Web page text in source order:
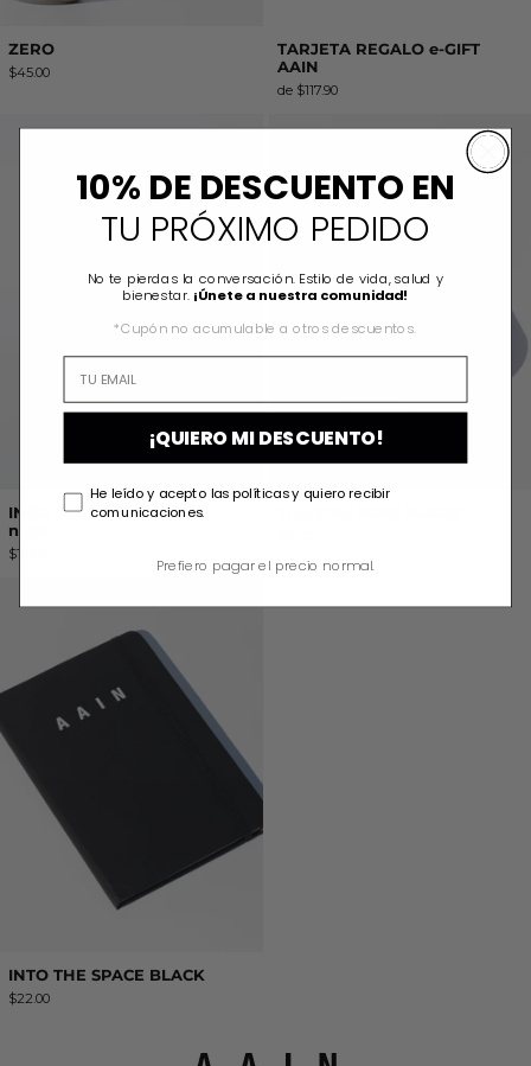
ZERO
$45.00
TARJETA REGALO e-GIFT
AAIN
de $117.90
INTO THE SPACE mini nude
INTO THE SPACE mini
nude
$18.00
THE MINI
INTO THE SPACE BLACK
$22.00
10% DE DESCUENTO EN
TU PRÓXIMO PEDIDO
No te pierdas la conversación. Estilo de vida, salud y
bienestar. ¡Únete a nuestra comunidad!
*Cupón no acumulable a otros descuentos.
¡QUIERO MI DESCUENTO!
He leído y acepto las políticas y quiero recibir
comunicaciones.
Prefiero pagar el precio normal.